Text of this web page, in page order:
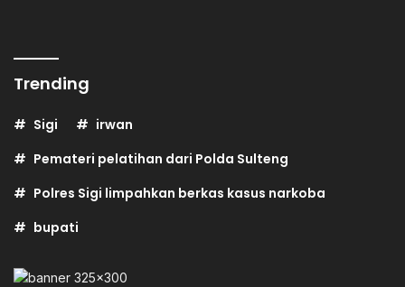
Trending
Sigi
irwan
Pemateri pelatihan dari Polda Sulteng
Polres Sigi limpahkan berkas kasus narkoba
bupati